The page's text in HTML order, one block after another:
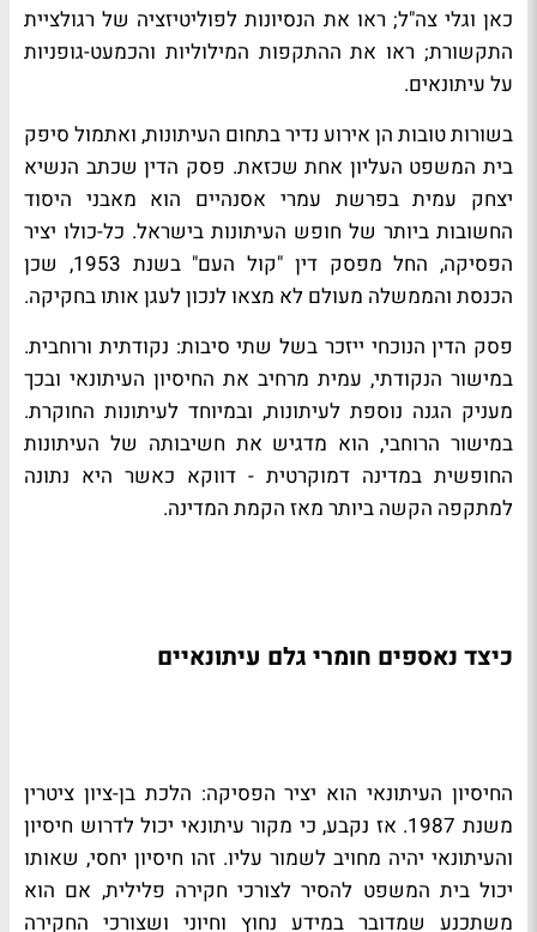
כאן וגלי צה"ל; ראו את הנסיונות לפוליטיזציה של רגולציית
התקשורת; ראו את ההתקפות המילוליות והכמעט-גופניות
על עיתונאים.
בשורות טובות הן אירוע נדיר בתחום העיתונות, ואתמול סיפק
בית המשפט העליון אחת שכזאת. פסק הדין שכתב הנשיא
יצחק עמית בפרשת עמרי אסנהיים הוא מאבני היסוד
החשובות ביותר של חופש העיתונות בישראל. כל-כולו יציר
הפסיקה, החל מפסק דין "קול העם" בשנת 1953, שכן
הכנסת והממשלה מעולם לא מצאו לנכון לעגן אותו בחקיקה.
פסק הדין הנוכחי ייזכר בשל שתי סיבות: נקודתית ורוחבית.
במישור הנקודתי, עמית מרחיב את החיסיון העיתונאי ובכך
מעניק הגנה נוספת לעיתונות, ובמיוחד לעיתונות החוקרת.
במישור הרוחבי, הוא מדגיש את חשיבותה של העיתונות
החופשית במדינה דמוקרטית - דווקא כאשר היא נתונה
למתקפה הקשה ביותר מאז הקמת המדינה.
כיצד נאספים חומרי גלם עיתונאיים
החיסיון העיתונאי הוא יציר הפסיקה: הלכת בן-ציון ציטרין
משנת 1987. אז נקבע, כי מקור עיתונאי יכול לדרוש חיסיון
והעיתונאי יהיה מחויב לשמור עליו. זהו חיסיון יחסי, שאותו
יכול בית המשפט להסיר לצורכי חקירה פלילית, אם הוא
משתכנע שמדובר במידע נחוץ וחיוני ושצורכי החקירה